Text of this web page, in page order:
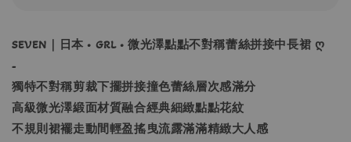
SEVEN｜日本 • GRL • 微光澤點點不對稱蕾絲拼接中長裙 ღ
-
獨特不對稱剪裁下擺拼接撞色蕾絲層次感滿分
高級微光澤緞面材質融合經典細緻點點花紋
不規則裙襬走動間輕盈搖曳流露滿滿精緻大人感